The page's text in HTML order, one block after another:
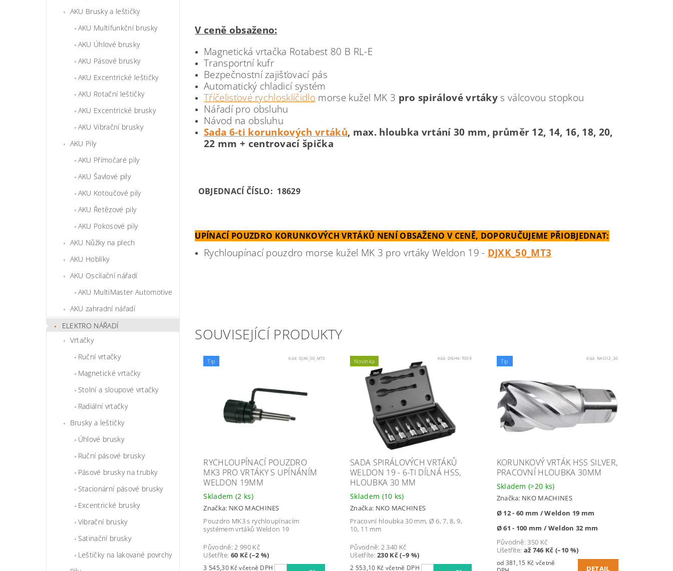
AKU Brusky a leštičky
AKU Multifunkční brusky
AKU Úhlové brusky
AKU Pásové brusky
AKU Excentrické leštičky
AKU Rotační leštičky
AKU Excentrické brusky
AKU Vibrační brusky
AKU Pily
AKU Přímočaré pily
AKU Šavlové pily
AKU Kotoučové pily
AKU Řetězové pily
AKU Pokosové pily
AKU Nůžky na plech
AKU Hoblíky
AKU Oscilační nářadí
AKU MultiMaster Automotive
AKU zahradní nářadí
ELEKTRO NÁŘADÍ
Vrtačky
Ruční vrtačky
Magnetické vrtačky
Stolní a sloupové vrtačky
Radiální vrtačky
Brusky a leštičky
Úhlové brusky
Ruční pásové brusky
Pásové brusky na trubky
Stacionární pásové brusky
Excentrické brusky
Vibrační brusky
Satinační brusky
Leštičky na lakované povrchy
V ceně obsaženo:
Magnetická vrtačka Rotabest 80 B RL-E
Transportní kufr
Bezpečnostní zajišťovací pás
Automatický chladicí systém
Tříčelisťové rychlosklíčidlo morse kužel MK 3 pro spirálové vrtáky s válcovou stopkou
Nářadí pro obsluhu
Návod na obsluhu
Sada 6-ti korunkových vrtáků, max. hloubka vrtání 30 mm, průměr 12, 14, 16, 18, 20,
22 mm + centrovací špička
OBJEDNACÍ ČÍSLO: 18629
UPÍNACÍ POUZDRO KORUNKOVÝCH VRTÁKŮ NENÍ OBSAŽENO V CENĚ, DOPORUČUJEME PŘIOBJEDNAT:
Rychloupínací pouzdro morse kužel MK 3 pro vrtáky Weldon 19 - DJXK_50_MT3
SOUVISEJÍCÍ PRODUKTY
Tip Kód: DJXK_50_MT3
RYCHLOUPÍNACÍ POUZDRO
MK3 PRO VRTÁKY S UPÍNÁNÍM
WELDON 19MM
Skladem (2 ks)
Značka: NKO MACHINES
Pouzdro MK3 s rychloupínacím
systémem vrtáků Weldon 19
Původně:2 990 Kč
Ušetříte: 60 Kč (–2 %)
3 545,30 Kč včetně DPH
Novinka Kód:DNHK-T009
SADA SPIRÁLOVÝCH VRTÁKŮ
WELDON 19 - 6-TI DÍLNÁ HSS,
HLOUBKA 30 MM
Skladem (10 ks)
Značka: NKO MACHINES
Pracovní hloubka 30 mm, Ø 6, 7, 8, 9,
10, 11 mm
Původně: 2 340 Kč
Ušetříte:230 Kč (–9 %)
2 553,10 Kč včetně DPH
Tip Kód:NKO12_30
KORUNKOVÝ VRTÁK HSS SILVER,
PRACOVNÍ HLOUBKA 30MM
Skladem(>20 ks)
Značka: NKO MACHINES
Ø 12 - 60 mm / Weldon 19 mm
Ø 61 - 100 mm / Weldon 32 mm
Původně:350 Kč
Ušetříte: až 746 Kč (–10 %)
od 381,15 Kč včetně
DETAIL